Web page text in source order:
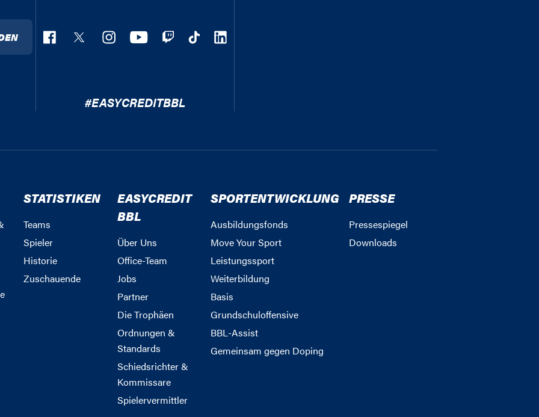
#EASYCREDITBBL
STATISTIKEN
Teams
Spieler
Historie
Zuschauende
EASYCREDIT
BBL
Über Uns
Office-Team
Jobs
Partner
Die Trophäen
Ordnungen &
Standards
Schiedsrichter &
Kommissare
Spielervermittler
SPORTENTWICKLUNG
Ausbildungsfonds
Move Your Sport
Leistungssport
Weiterbildung
Basis
Grundschuloffensive
BBL-Assist
Gemeinsam gegen Doping
PRESSE
Pressespiegel
Downloads